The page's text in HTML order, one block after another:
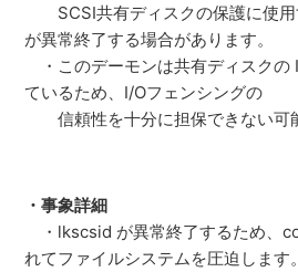
SCSI共有ディスクの保護に使用
が異常終了する場合があります。
・このデーモンは共有ディスクの
ているため、I/Oフェンシングの
信頼性を十分に担保できない可
・事象詳細
・lkscsid が異常終了するため、
れてファイルシステムを圧迫します。